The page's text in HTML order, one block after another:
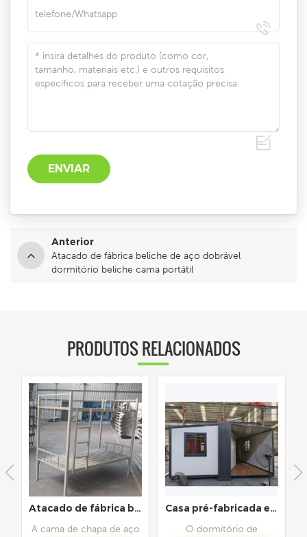
Anterior
Atacado de fábrica beliche de aço dobrável
dormitório beliche cama portátil
PRODUTOS RELACIONADOS
Atacado de fábrica beliche de aço dobrável dormitório beliche cama portátil
A cama de chapa de aço
Casa pré-fabricada expansível para casa dobrável de contêiner de escritório de 20 pés
O dormitório de